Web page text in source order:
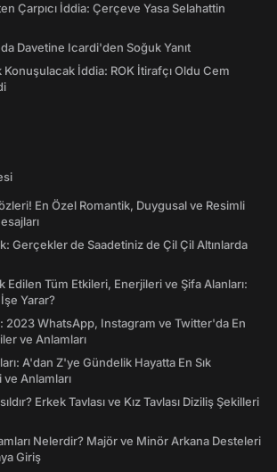
Çarpıcı İddia: Çerçeve Yasa Selahattin
Davetine Icardi'den Soğuk Yanıt
Konuşulacak İddia: ROK İtirafçı Oldu Cem
En Özel Romantik, Duygusal ve Resimli
Gerçekler de Saadetiniz de Çil Çil Altınlarda
Edilen Tüm Etkileri, Enerjileri ve Şifa Alanları:
Yarar?
2023 WhatsApp, Instagram ve Twitter'da En
ve Anlamları
A'dan Z'ye Gündelik Hayatta En Sık
ve Anlamları
Erkek Tavlası ve Kız Tavlası Diziliş Şekilleri
Nelerdir? Majör ve Minör Arkana Desteleri
Giriş